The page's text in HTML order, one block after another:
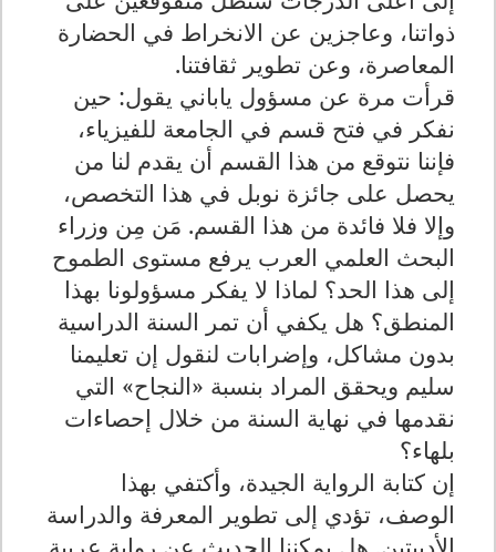
ذواتنا، وعاجزين عن الانخراط في الحضارة
المعاصرة، وعن تطوير ثقافتنا.
قرأت مرة عن مسؤول ياباني يقول: حين
نفكر في فتح قسم في الجامعة للفيزياء،
فإننا نتوقع من هذا القسم أن يقدم لنا من
يحصل على جائزة نوبل في هذا التخصص،
وإلا فلا فائدة من هذا القسم. مَن مِن وزراء
البحث العلمي العرب يرفع مستوى الطموح
إلى هذا الحد؟ لماذا لا يفكر مسؤولونا بهذا
المنطق؟ هل يكفي أن تمر السنة الدراسية
بدون مشاكل، وإضرابات لنقول إن تعليمنا
سليم ويحقق المراد بنسبة «النجاح» التي
نقدمها في نهاية السنة من خلال إحصاءات
بلهاء؟
إن كتابة الرواية الجيدة، وأكتفي بهذا
الوصف، تؤدي إلى تطوير المعرفة والدراسة